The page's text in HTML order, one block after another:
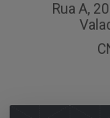
Rua A,